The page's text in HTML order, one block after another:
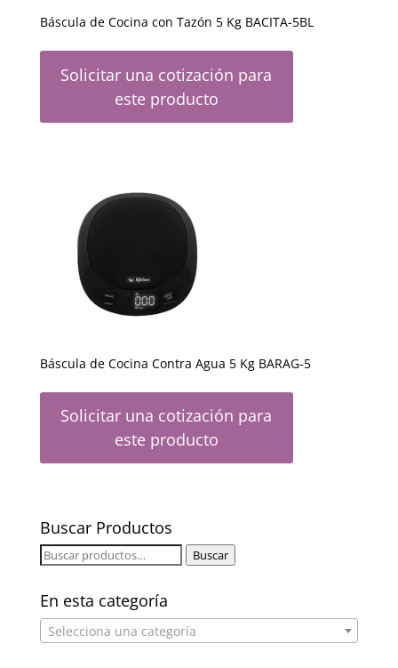
Báscula de Cocina con Tazón 5 Kg BACITA-5BL
Solicitar una cotización para
este producto
Báscula de Cocina Contra Agua 5 Kg BARAG-5
Solicitar una cotización para
este producto
Buscar Productos
Buscar
Buscar
En esta categoría
Selecciona una categoría